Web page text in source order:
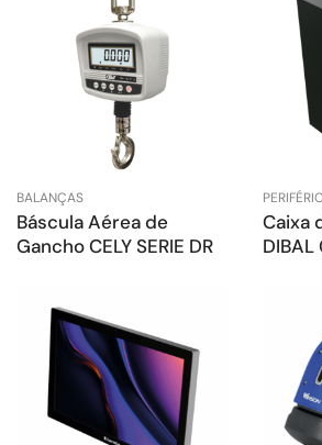
BALANÇAS
Báscula Aérea de
Gancho CELY SERIE DR
Caixa
DIBAL